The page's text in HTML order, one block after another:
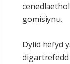
gomisiynu.
Dylid hefyd
digartrefedd